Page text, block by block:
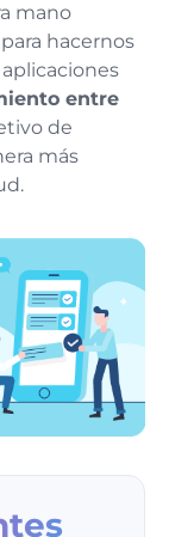
mano
hacernos
entre
de
más